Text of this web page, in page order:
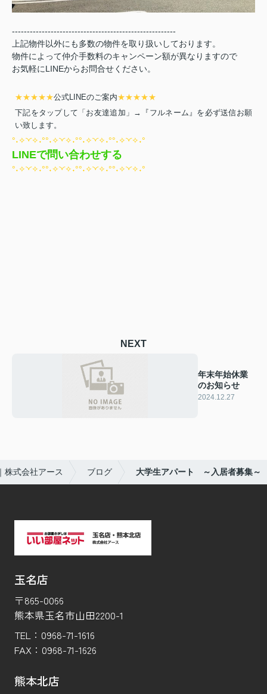
-------------------------------------------------------
上記物件以外にも多数の物件を取り扱いしております。
物件によって仲介手数料のキャンペーン額が異なりますので
お気軽にLINEからお問合せください。
★★★★★公式LINEのご案内★★★★★
下記をタップして「お友達追加」→『フルネーム』を必ず送信お願
い致します。
°˖✧◝◜✧˖°°˖✧◝◜✧˖°°˖✧◝◜✧˖°°˖✧◝◜✧˖°
LINEで問い合わせする
°˖✧◝◜✧˖°°˖✧◝◜✧˖°°˖✧◝◜✧˖°°˖✧◝◜✧˖°
NEXT
年末年始休業
のお知らせ
2024.12.27
株式会社アース ブログ 大学生アパート ～入居者募集～
玉名店
〒865-0066
熊本県玉名市山田2200-1
TEL： 0968-71-1616
FAX： 0968-71-1626
熊本北店